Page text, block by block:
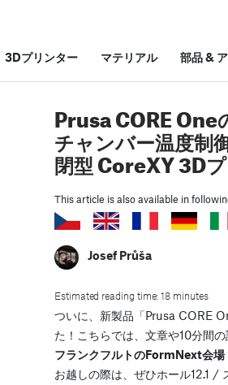
3Dプリンター マテリアル 部品&
Prusa CORE One
チャンバー温度制
閉型 CoreXY 3D
This article is also available in
Josef Průša
Estimated reading time: 18 minutes
ついに、新製品「Prusa CORE
た！こちらでは、文章や10分間
フランクフルトのFormNext会場
お越しの際は、ぜひホール12.1 /